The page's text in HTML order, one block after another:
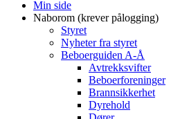
Min side
Naborom (krever pålogging)
Styret
Nyheter fra styret
Beboerguiden A-Å
Avtrekksvifter
Beboerforeninger
Brannsikkerhet
Dyrehold